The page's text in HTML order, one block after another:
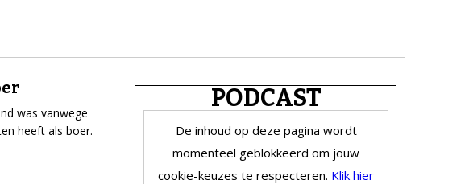
was vanwege
heeft als boer.
PODCAST
De inhoud op deze pagina wordt
momenteel geblokkeerd om jouw
cookie-keuzes te respecteren. Klik hier